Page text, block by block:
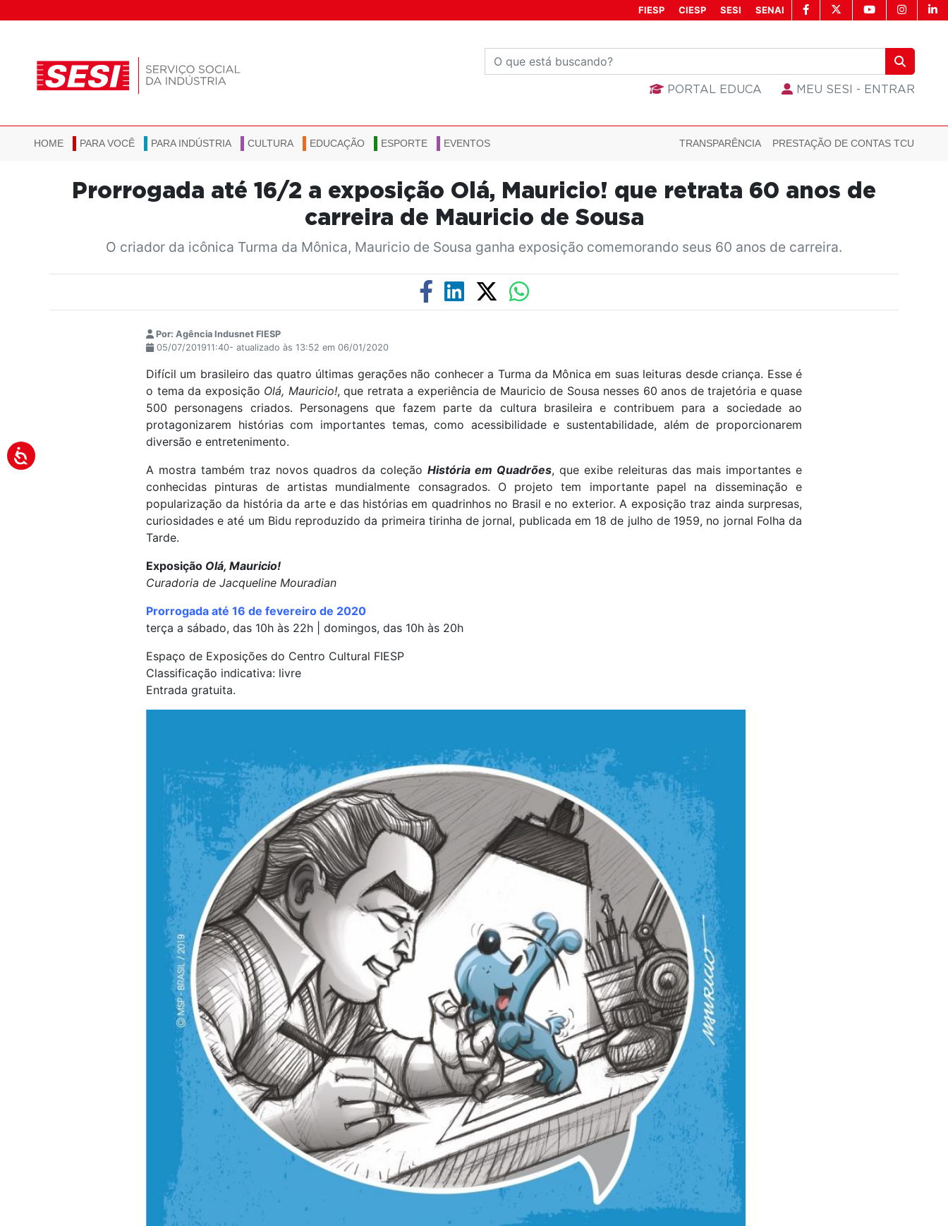
FIESP CIESP SESI SENAI
PORTAL EDUCA MEU SESI - ENTRAR
HOME PARA VOCÊ PARA INDÚSTRIA CULTURA EDUCAÇÃO ESPORTE EVENTOS TRANSPARÊNCIA PRESTAÇÃO DE CONTAS TCU
Prorrogada até 16/2 a exposição Olá, Mauricio! que retrata 60 anos de
carreira de Mauricio de Sousa
O criador da icônica Turma da Mônica, Mauricio de Sousa ganha exposição comemorando seus 60 anos de carreira.
Por: Agência Indusnet FIESP
05/07/201911:40- atualizado às 13:52 em 06/01/2020
Difícil um brasileiro das quatro últimas gerações não conhecer a Turma da Mônica em suas leituras desde criança. Esse é
o tema da exposição Olá, Mauricio!, que retrata a experiência de Mauricio de Sousa nesses 60 anos de trajetória e quase
500 personagens criados. Personagens que fazem parte da cultura brasileira e contribuem para a sociedade ao
protagonizarem histórias com importantes temas, como acessibilidade e sustentabilidade, além de proporcionarem
diversão e entretenimento.
A mostra também traz novos quadros da coleção História em Quadrões, que exibe releituras das mais importantes e
conhecidas pinturas de artistas mundialmente consagrados. O projeto tem importante papel na disseminação e
popularização da história da arte e das histórias em quadrinhos no Brasil e no exterior. A exposição traz ainda surpresas,
curiosidades e até um Bidu reproduzido da primeira tirinha de jornal, publicada em 18 de julho de 1959, no jornal Folha da
Tarde.
Exposição Olá, Mauricio!
Curadoria de Jacqueline Mouradian
Prorrogada até 16 de fevereiro de 2020
terça a sábado, das 10h às 22h | domingos, das 10h às 20h
Espaço de Exposições do Centro Cultural FIESP
Classificação indicativa: livre
Entrada gratuita.